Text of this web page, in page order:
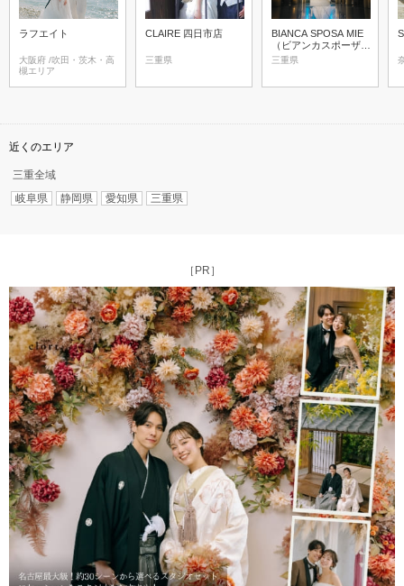
ラフエイト
大阪府 /吹田・茨木・高
槻エリア
CLAIRE 四日市店
三重県
BIANCA SPOSA MIE
（ビアンカスポーザ三
重）
三重県
近くのエリア
三重全域
岐阜県
静岡県 愛知県 三重県
［PR］